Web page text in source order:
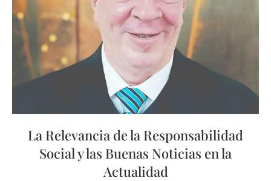
La Relevancia de la Responsabilidad
Social y las Buenas Noticias en la
Actualidad